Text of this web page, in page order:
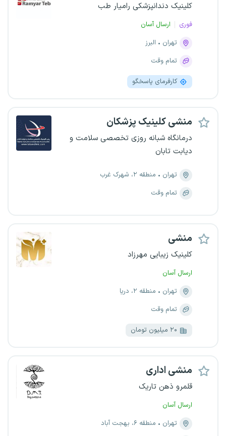
کلینیک دندانپزشکی رامیار طب
فوری
ارسال آسان
تهران
البرز
تمام وقت
کارفرمای پاسخگو
منشی کلینیک پزشکان
درمانگاه شبانه روزی تخصصی سلامت و
دیابت تابان
تهران
منطقه ۲، شهرک غرب
تمام وقت
منشی
کلینیک زیبایی مهرزاد
ارسال آسان
تهران
منطقه ۲، دریا
تمام وقت
۲۰ میلیون تومان
منشی اداری
قلمرو ذهن تاریک
ارسال آسان
تهران
منطقه ۶، بهجت آباد